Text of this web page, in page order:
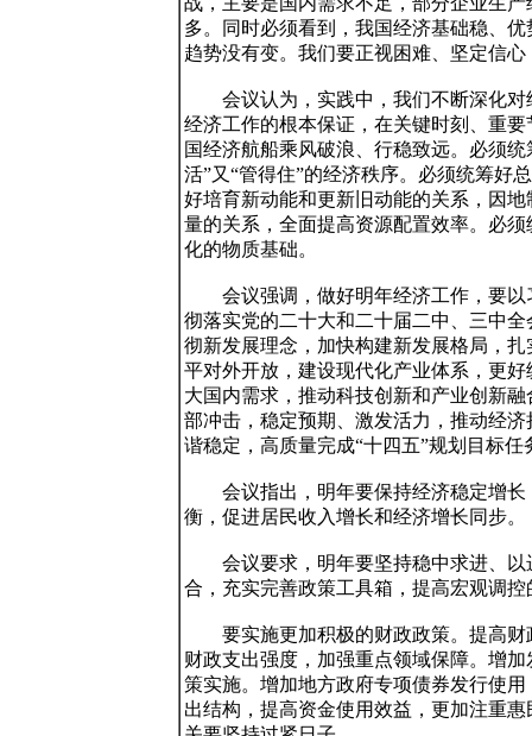
多。同时必须看到，我国经济基础稳、
趋势没有变。我们要正视困难、坚定信
会议认为，实践中，我们不断深化对
经济工作的根本保证，在关键时刻、重
国经济航船乘风破浪、行稳致远。必须
活”又“管得住”的经济秩序。必须统筹好
好培育新动能和更新旧动能的关系，因
量的关系，全面提高资源配置效率。必
化的物质基础。
会议强调，做好明年经济工作，要以
彻落实党的二十大和二十届二中、三中
彻新发展理念，加快构建新发展格局，
平对外开放，建设现代化产业体系，更
大国内需求，推动科技创新和产业创新
部冲击，稳定预期、激发活力，推动经
谐稳定，高质量完成“十四五”规划目标
会议指出，明年要保持经济稳定增长
衡，促进居民收入增长和经济增长同步。
会议要求，明年要坚持稳中求进、以
合，充实完善政策工具箱，提高宏观调
要实施更加积极的财政政策。提高财
财政支出强度，加强重点领域保障。增
策实施。增加地方政府专项债券发行使
出结构，提高资金使用效益，更加注重